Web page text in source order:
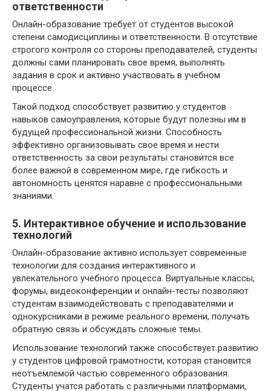
ответственности
Онлайн-образование требует от студентов высокой
степени самодисциплины и ответственности. В отсутствие
строгого контроля со стороны преподавателей, студенты
должны сами планировать свое время, выполнять
задания в срок и активно участвовать в учебном
процессе.
Такой подход способствует развитию у студентов
навыков самоуправления, которые будут полезны им в
будущей профессиональной жизни. Способность
эффективно организовывать свое время и нести
ответственность за свои результаты становится все
более важной в современном мире, где гибкость и
автономность ценятся наравне с профессиональными
знаниями.
5. Интерактивное обучение и использование
технологий
Онлайн-образование активно использует современные
технологии для создания интерактивного и
увлекательного учебного процесса. Виртуальные классы,
форумы, видеоконференции и онлайн-тесты позволяют
студентам взаимодействовать с преподавателями и
однокурсниками в режиме реального времени, получать
обратную связь и обсуждать сложные темы.
Использование технологий также способствует развитию
у студентов цифровой грамотности, которая становится
неотъемлемой частью современного образования.
Студенты учатся работать с различными платформами,